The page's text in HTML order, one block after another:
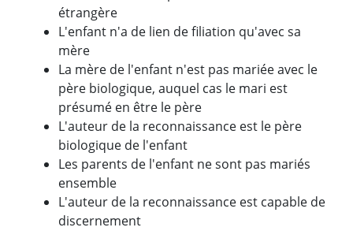
étrangère
L'enfant n'a de lien de filiation qu'avec sa
mère
La mère de l'enfant n'est pas mariée avec le
père biologique, auquel cas le mari est
présumé en être le père
L'auteur de la reconnaissance est le père
biologique de l'enfant
Les parents de l'enfant ne sont pas mariés
ensemble
L'auteur de la reconnaissance est capable de
discernement